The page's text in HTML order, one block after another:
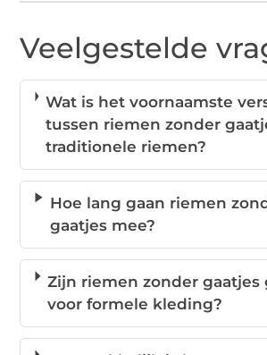
Veelgestelde
Wat is het voornaamste
tussen riemen zonder
traditionele riemen?
Hoe lang gaan riemen
gaatjes mee?
Zijn riemen zonder gaatjes
voor formele kleding?